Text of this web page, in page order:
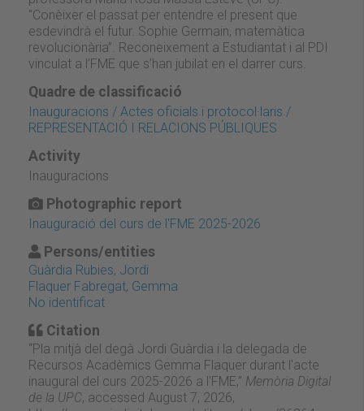
"Conèixer el passat per entendre el present que
esdevindrà el futur. Sophie Germain, matemàtica
revolucionària”. Reconeixement a Estudiantat i al PDI
vinculat a l’FME que s’han jubilat en el darrer curs.
Quadre de classificació
Inauguracions / Actes oficials i protocol·laris /
REPRESENTACIÓ I RELACIONS PÚBLIQUES
Activity
Inauguracions
Photographic report
Inauguració del curs de l'FME 2025-2026
Persons/entities
Guàrdia Rubies, Jordi
Flaquer Fabregat, Gemma
No identificat
Citation
“Pla mitjà del degà Jordi Guàrdia i la delegada de
Recursos Acadèmics Gemma Flaquer durant l'acte
inaugural del curs 2025-2026 a l'FME,” Memòria Digital
de la UPC, accessed August 7, 2026,